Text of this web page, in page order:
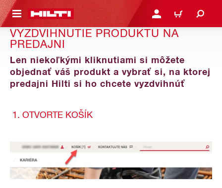
HLAVNÝ OBSAH PRIHLÁSIŤ ALEBO
KOŠÍK
VYZDVIHNUTIE PRODUKTU NA
PREDAJNI
Len niekoľkými kliknutiami si môžete
objednať váš produkt a vybrať si, na ktorej
predajni Hilti si ho chcete vyzdvihnúť
1. OTVORTE KOŠÍK